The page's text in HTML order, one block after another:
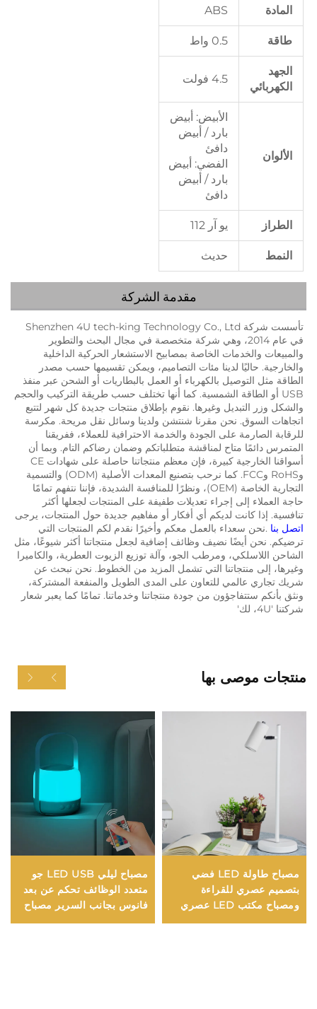
المادة ABS
طاقة 0.5 واط
الجهد
الكهربائي
4.5 فولت
الألوان
الأبيض: أبيض
بارد / أبيض
دافئ
الفضي: أبيض
بارد / أبيض
دافئ
الطراز يو آر 112
النمط حديث
مقدمة الشركة
تنافسية. إذا كانت لديكم أي أفكار أو مفاهيم جديدة حول المنتجات، يرجى
اتصل بنا
شركتنا '4U، لك'
منتجات موصى بها
مصباح طاولة LED فضي
بتصميم عصري للقراءة
ومصباح مكتب LED عصري
للدراسة
مصباح ليلي LED USB جو
متعدد الوظائف تحكم عن بعد
فانوس بجانب السرير مصباح
مكتب لاسلكي بطارية إضاءة